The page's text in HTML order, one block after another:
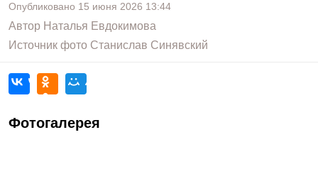
Опубликовано 15 июня 2026 13:44
Автор Наталья Евдокимова
Источник фото Станислав Синявский
Фотогалерея